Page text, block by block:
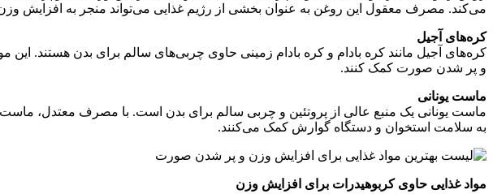
می‌کند. مصرف معقول این روغن به عنوان بخشی از رژیم غذایی می‌تواند منجر به افزایش
کره‌های آجیل
کره‌های آجیل مانند کره بادام و کره بادام زمینی حاوی چربی‌های سالم برای بدن هستند. این
و پر شدن صورت کمک کنند.
ماست یونانی
ماست یونانی یک منبع عالی از پروتئین و چربی سالم برای بدن است. با مصرف معتدل،
به سلامت استخوان و دستگاه گوارش کمک می‌کنند.
مواد غذایی حاوی کربوهیدرات برای افزایش وزن